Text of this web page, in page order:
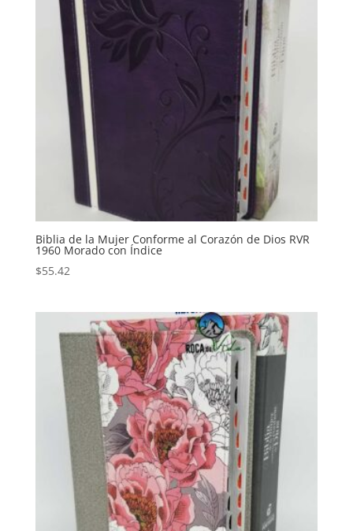
Biblia de la Mujer Conforme al Corazón de Dios RVR
1960 Morado con Índice
$55.42